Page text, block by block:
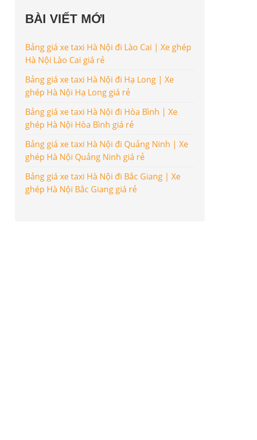
BÀI VIẾT MỚI
Bảng giá xe taxi Hà Nội đi Lào Cai | Xe ghép
Hà Nội Lào Cai giá rẻ
Bảng giá xe taxi Hà Nội đi Hạ Long | Xe
ghép Hà Nội Hạ Long giá rẻ
Bảng giá xe taxi Hà Nội đi Hòa Bình | Xe
ghép Hà Nội Hòa Bình giá rẻ
Bảng giá xe taxi Hà Nội đi Quảng Ninh | Xe
ghép Hà Nội Quảng Ninh giá rẻ
Bảng giá xe taxi Hà Nội đi Bắc Giang | Xe
ghép Hà Nội Bắc Giang giá rẻ